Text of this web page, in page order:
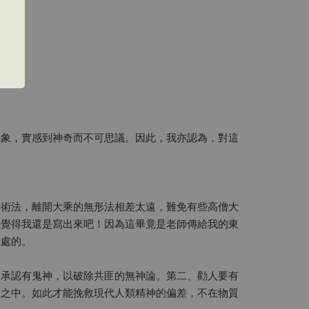
，實感到神奇而不可思議。因此，我亦認為，對這
法，離開大乘的無形法相差太遠，難免有些高僧大
得我還是寫出來吧！因為這畢竟是老師傳給我的東
的。
認有鬼神，以破除共匪的無神論。第二、勸人要有
中。如此才能挽救現代人類精神的偏差，不在物質